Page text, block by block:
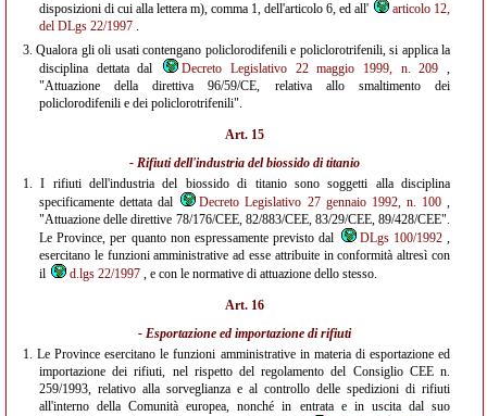
disposizioni di cui alla lettera m), comma 1, dell'articolo 6, ed all'
articolo 12,
del DLgs 22/1997 .
3.Qualora gli oli usati contengano policlorodifenili e policlorotrifenili, si applica la
disciplina dettata dal
Decreto Legislativo 22 maggio 1999, n. 209 ,
"Attuazione della direttiva 96/59/CE, relativa allo smaltimento dei
policlorodifenili e dei policlorotrifenili".
Art. 15
- Rifiuti dell'industria del biossido di titanio
1.I rifiuti dell'industria del biossido di titanio sono soggetti alla disciplina
specificamente dettata dal
Decreto Legislativo 27 gennaio 1992, n. 100,
"Attuazione delle direttive 78/176/CEE, 82/883/CEE, 83/29/CEE, 89/428/CEE".
Le Province, per quanto non espressamente previsto dal
DLgs 100/1992,
esercitano le funzioni amministrative ad esse attribuite in conformità altresì con
il
d.lgs 22/1997 , e con le normative di attuazione dello stesso.
Art. 16
- Esportazione ed importazione di rifiuti
1.Le Province esercitano le funzioni amministrative in materia di esportazione ed
importazione dei rifiuti, nel rispetto del regolamento del Consiglio CEE n.
259/1993, relativo alla sorveglianza e al controllo delle spedizioni di rifiuti
all'interno della Comunità europea, nonché in entrata e in uscita dal suo